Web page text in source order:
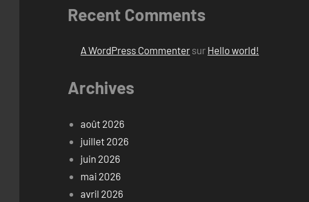
Recent Comments
A WordPress Commenter sur Hello world!
Archives
août 2026
juillet 2026
juin 2026
mai 2026
avril 2026